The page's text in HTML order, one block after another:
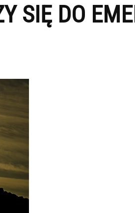
SIĘ DO